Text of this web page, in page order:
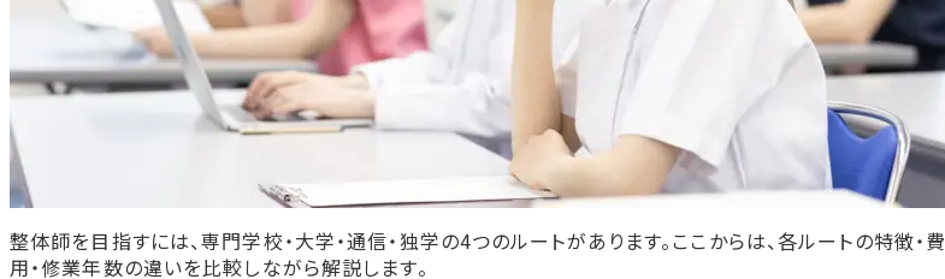
整体師を目指すには、専門学校・大学・通信・独学の4つのルートがあります。ここからは、各ルートの特徴・費
用・修業年数の違いを比較しながら解説します。